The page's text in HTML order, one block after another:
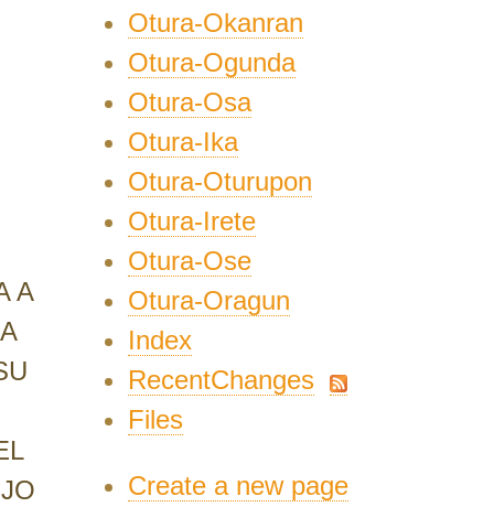
A
Otura-Okanran
Otura-Ogunda
Otura-Osa
Otura-Ika
Otura-Oturupon
Otura-Irete
Otura-Ose
Otura-Oragun
Index
RecentChanges
Files
Create a new page